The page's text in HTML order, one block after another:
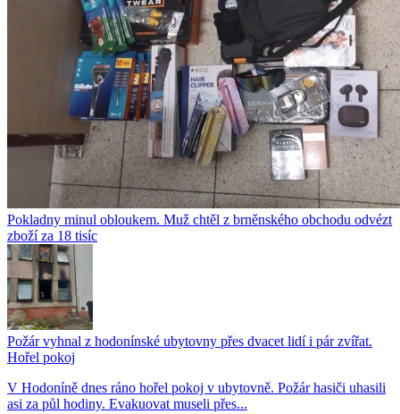
Pokladny minul obloukem. Muž chtěl z brněnského obchodu odvézt
zboží za 18 tisíc
Požár vyhnal z hodonínské ubytovny přes dvacet lidí i pár zvířat.
Hořel pokoj
V Hodoníně dnes ráno hořel pokoj v ubytovně. Požár hasiči uhasili
asi za půl hodiny. Evakuovat museli přes...